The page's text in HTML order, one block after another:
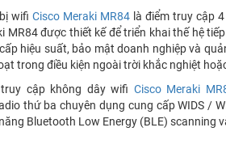
wifi Cisco Meraki MR84 là điểm truy cập
MR84 được thiết kế để triển khai thế hệ
hiệu suất, bảo mật doanh nghiệp và
trong điều kiện ngoài trời khắc nghiệt
cập không dây wifi Cisco Meraki
thứ ba chuyên dụng cung cấp WIDS /
Bluetooth Low Energy (BLE) scanning